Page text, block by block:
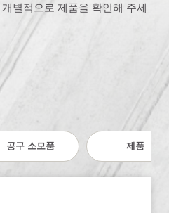
별적으로 제품을 확인해 주세
공구 소모품 제품